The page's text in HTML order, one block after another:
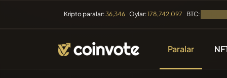
Kripto paralar:36,346 Oylar:178,742,097 BTC:
Paralar